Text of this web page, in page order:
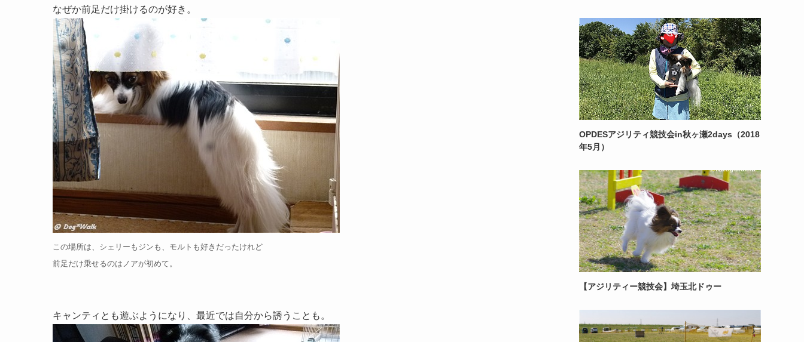
なぜか前足だけ掛けるのが好き。
この場所は、シェリーもジンも、モルトも好きだったけれど
前足だけ乗せるのはノアが初めて。
キャンティとも遊ぶようになり、最近では自分から誘うことも。
OPDESアジリティ競技会in秋ヶ瀬2days（2018
年5月）
【アジリティー競技会】埼玉北ドゥー